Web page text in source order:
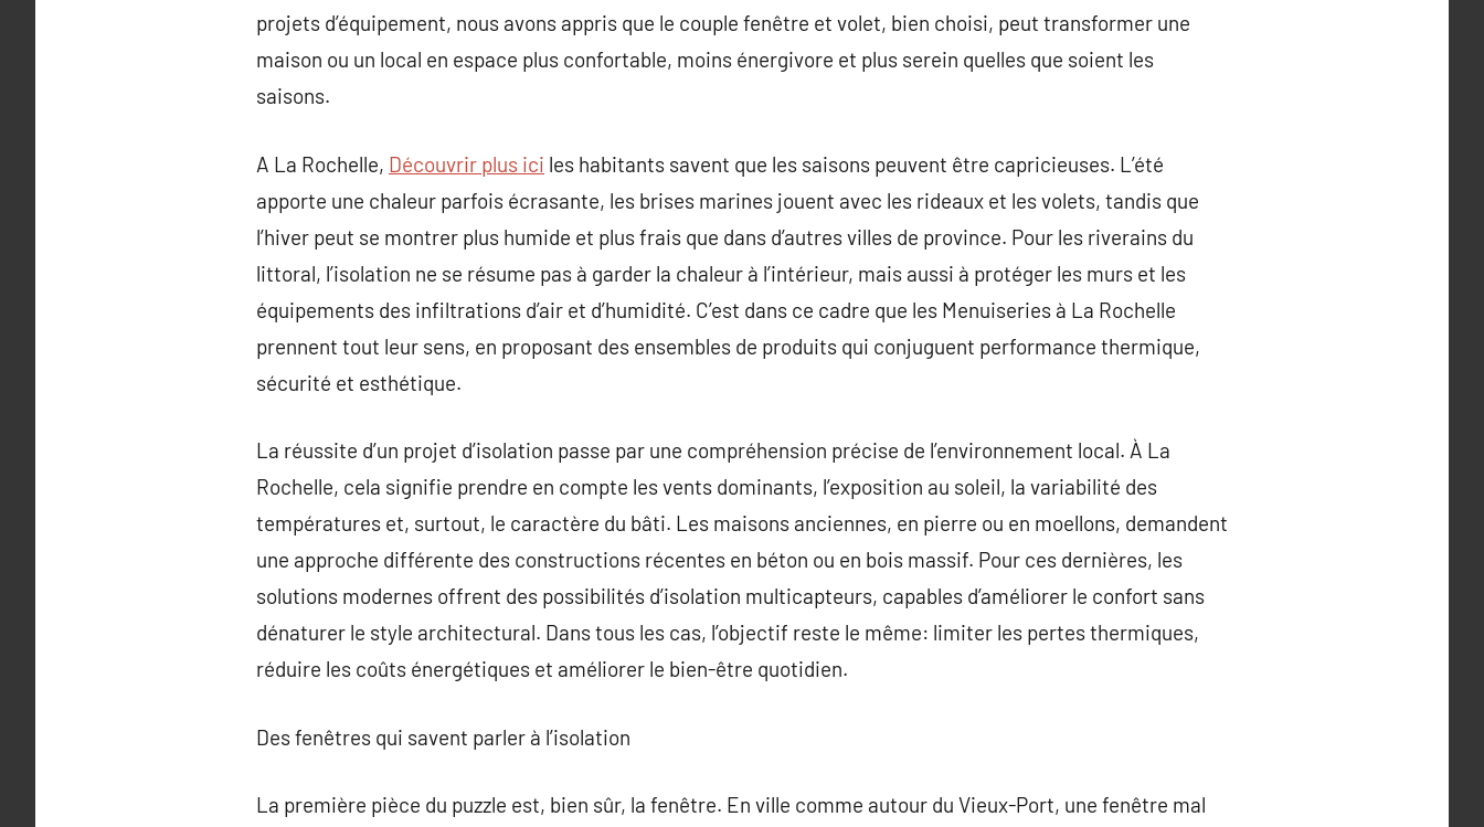
projets d’équipement, nous avons appris que le couple fenêtre et volet, bien choisi, peut transformer une
maison ou un local en espace plus confortable, moins énergivore et plus serein quelles que soient les
saisons.
A La Rochelle, Découvrir plus ici les habitants savent que les saisons peuvent être capricieuses. L’été
apporte une chaleur parfois écrasante, les brises marines jouent avec les rideaux et les volets, tandis que
l’hiver peut se montrer plus humide et plus frais que dans d’autres villes de province. Pour les riverains du
littoral, l’isolation ne se résume pas à garder la chaleur à l’intérieur, mais aussi à protéger les murs et les
équipements des infiltrations d’air et d’humidité. C’est dans ce cadre que les Menuiseries à La Rochelle
prennent tout leur sens, en proposant des ensembles de produits qui conjuguent performance thermique,
sécurité et esthétique.
La réussite d’un projet d’isolation passe par une compréhension précise de l’environnement local. À La
Rochelle, cela signifie prendre en compte les vents dominants, l’exposition au soleil, la variabilité des
températures et, surtout, le caractère du bâti. Les maisons anciennes, en pierre ou en moellons, demandent
une approche différente des constructions récentes en béton ou en bois massif. Pour ces dernières, les
solutions modernes offrent des possibilités d’isolation multicapteurs, capables d’améliorer le confort sans
dénaturer le style architectural. Dans tous les cas, l’objectif reste le même: limiter les pertes thermiques,
réduire les coûts énergétiques et améliorer le bien-être quotidien.
Des fenêtres qui savent parler à l’isolation
La première pièce du puzzle est, bien sûr, la fenêtre. En ville comme autour du Vieux-Port, une fenêtre mal